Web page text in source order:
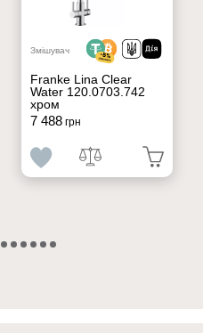
Змішувач
Franke Lina Clear
Water 120.0703.742
хром
7 488грн